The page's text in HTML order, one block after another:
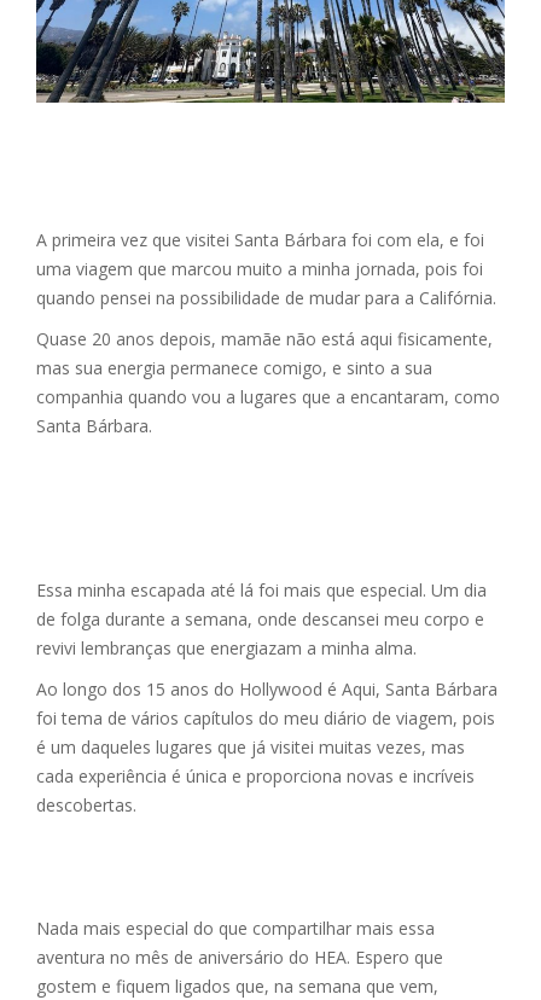
A primeira vez que visitei Santa Bárbara foi com ela, e foi
uma viagem que marcou muito a minha jornada, pois foi
quando pensei na possibilidade de mudar para a Califórnia.
Quase 20 anos depois, mamãe não está aqui fisicamente,
mas sua energia permanece comigo, e sinto a sua
companhia quando vou a lugares que a encantaram, como
Santa Bárbara.
Essa minha escapada até lá foi mais que especial. Um dia
de folga durante a semana, onde descansei meu corpo e
revivi lembranças que energiazam a minha alma.
Ao longo dos 15 anos do Hollywood é Aqui, Santa Bárbara
foi tema de vários capítulos do meu diário de viagem, pois
é um daqueles lugares que já visitei muitas vezes, mas
cada experiência é única e proporciona novas e incríveis
descobertas.
Nada mais especial do que compartilhar mais essa
aventura no mês de aniversário do HEA. Espero que
gostem e fiquem ligados que, na semana que vem,